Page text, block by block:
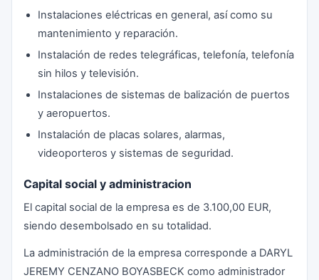
Instalaciones eléctricas en general, así como su
mantenimiento y reparación.
Instalación de redes telegráficas, telefonía, telefonía
sin hilos y televisión.
Instalaciones de sistemas de balización de puertos
y aeropuertos.
Instalación de placas solares, alarmas,
videoporteros y sistemas de seguridad.
Capital social y administracion
El capital social de la empresa es de 3.100,00 EUR,
siendo desembolsado en su totalidad.
La administración de la empresa corresponde a DARYL
JEREMY CENZANO BOYASBECK como administrador